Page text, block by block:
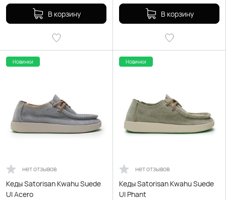
В корзину В корзину
Новинки
нет отзывов
Кеды Satorisan Kwahu Suede
Ul Acero
Новинки
нет отзывов
Кеды Satorisan Kwahu Suede
Ul Phant